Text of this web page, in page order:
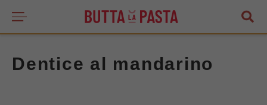
Dentice al mandarino